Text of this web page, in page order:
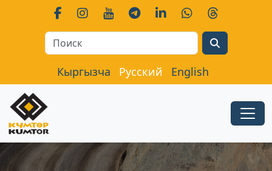
Кыргызча Русский English